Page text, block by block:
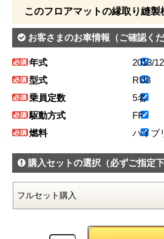
このフロアマットの縁取り縫製
お客さまのお車情報 （ご確認く
年式
2013/12
型式
RU3
乗員定数
5名
駆動方式
FF
燃料
ハイブ
購入セットの選択 （必ずご指定